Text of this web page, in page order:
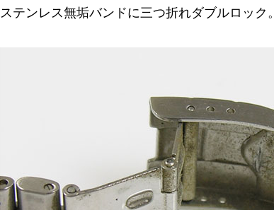
ステンレス無垢バンドに三つ折れダブルロック。